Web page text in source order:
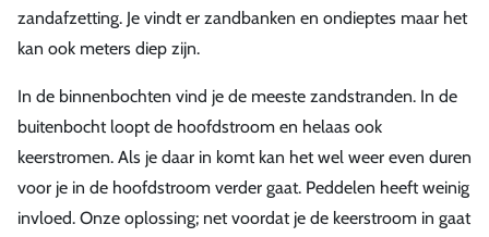
zandafzetting. Je vindt er zandbanken en ondieptes maar het
kan ook meters diep zijn.
In de binnenbochten vind je de meeste zandstranden. In de
buitenbocht loopt de hoofdstroom en helaas ook
keerstromen. Als je daar in komt kan het wel weer even duren
voor je in de hoofdstroom verder gaat. Peddelen heeft weinig
invloed. Onze oplossing; net voordat je de keerstroom in gaat